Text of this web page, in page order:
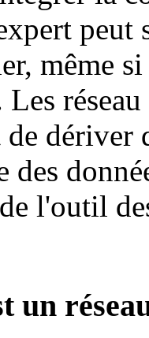
peut
même
de
des
l'outil
un